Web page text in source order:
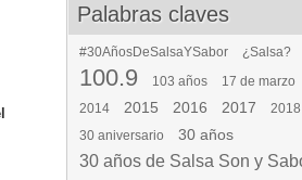
Palabras claves
#30AñosDeSalsaYSabor ¿Salsa?
100.9 103 años 17 de marzo
2014
2015 2016 2017 2018
30 aniversario
30 años
30 años de Salsa Son y